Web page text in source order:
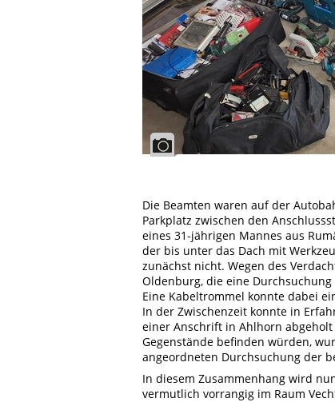
Die Beamten waren auf der
Parkplatz zwischen den
eines 31-jährigen Mannes aus
der bis unter das Dach mit
zunächst nicht. Wegen des
Oldenburg, die eine
Eine Kabeltrommel konnte dabei
In der Zwischenzeit konnte in
einer Anschrift in Ahlhorn
Gegenstände befinden würden,
angeordneten Durchsuchung der
In diesem Zusammenhang wird
vermutlich vorrangig im Raum